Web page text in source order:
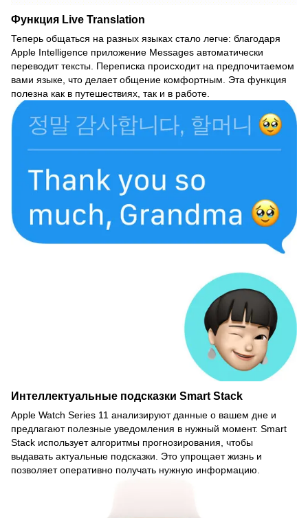
Функция Live Translation
Теперь общаться на разных языках стало легче: благодаря
Apple Intelligence приложение Messages автоматически
переводит тексты. Переписка происходит на предпочитаемом
вами языке, что делает общение комфортным. Эта функция
полезна как в путешествиях, так и в работе.
Интеллектуальные подсказки Smart Stack
Apple Watch Series 11 анализируют данные о вашем дне и
предлагают полезные уведомления в нужный момент. Smart
Stack использует алгоритмы прогнозирования, чтобы
выдавать актуальные подсказки. Это упрощает жизнь и
позволяет оперативно получать нужную информацию.